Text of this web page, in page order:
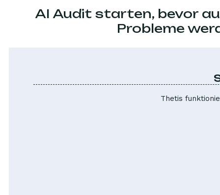
AI Audit starten, bevor
Probleme
Thetis